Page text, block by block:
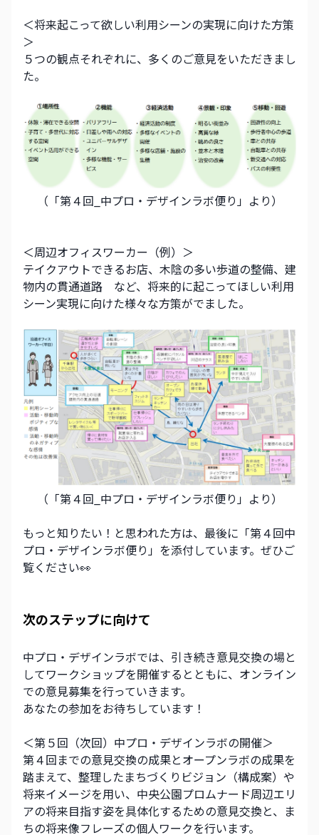
＜将来起こって欲しい利用シーンの実現に向けた方策
＞
５つの観点それぞれに、多くのご意見をいただきまし
た。
（「第４回_中プロ・デザインラボ便り」より）
＜周辺オフィスワーカー（例）＞
テイクアウトできるお店、木陰の多い歩道の整備、建
物内の貫通道路　など、将来的に起こってほしい利用
シーン実現に向けた様々な方策がでました。
（「第４回_中プロ・デザインラボ便り」より）
もっと知りたい！と思われた方は、最後に「第４回中
プロ・デザインラボ便り」を添付しています。ぜひご
覧ください👀
次のステップに向けて
中プロ・デザインラボでは、引き続き意見交換の場と
してワークショップを開催するとともに、オンライン
での意見募集を行っていきます。
あなたの参加をお待ちしています！
＜第５回（次回）中プロ・デザインラボの開催＞
第４回までの意見交換の成果とオープンラボの成果を
踏まえて、整理したまちづくりビジョン（構成案）や
将来イメージを用い、中央公園プロムナード周辺エリ
アの将来目指す姿を具体化するための意見交換と、ま
ちの将来像フレーズの個人ワークを行います。